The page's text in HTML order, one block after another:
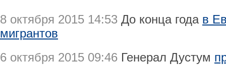
8 октября 2015 14:53 До конца года в
мигрантов
6 октября 2015 09:46 Генерал Дустум